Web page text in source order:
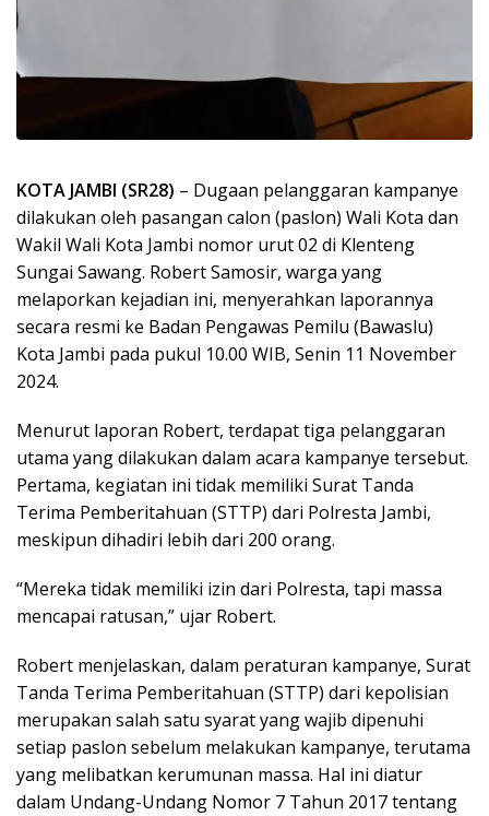
KOTA JAMBI (SR28) – Dugaan pelanggaran kampanye
dilakukan oleh pasangan calon (paslon) Wali Kota dan
Wakil Wali Kota Jambi nomor urut 02 di Klenteng
Sungai Sawang. Robert Samosir, warga yang
melaporkan kejadian ini, menyerahkan laporannya
secara resmi ke Badan Pengawas Pemilu (Bawaslu)
Kota Jambi pada pukul 10.00 WIB, Senin 11 November
2024.
Menurut laporan Robert, terdapat tiga pelanggaran
utama yang dilakukan dalam acara kampanye tersebut.
Pertama, kegiatan ini tidak memiliki Surat Tanda
Terima Pemberitahuan (STTP) dari Polresta Jambi,
meskipun dihadiri lebih dari 200 orang.
“Mereka tidak memiliki izin dari Polresta, tapi massa
mencapai ratusan,” ujar Robert.
Robert menjelaskan, dalam peraturan kampanye, Surat
Tanda Terima Pemberitahuan (STTP) dari kepolisian
merupakan salah satu syarat yang wajib dipenuhi
setiap paslon sebelum melakukan kampanye, terutama
yang melibatkan kerumunan massa. Hal ini diatur
dalam Undang-Undang Nomor 7 Tahun 2017 tentang